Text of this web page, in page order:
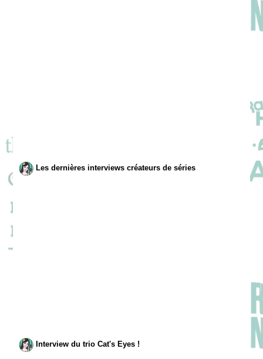
Les dernières interviews créateurs de séries
Interview du trio Cat's Eyes !